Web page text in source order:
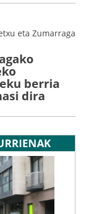
eta Zumarraga
berria
dira